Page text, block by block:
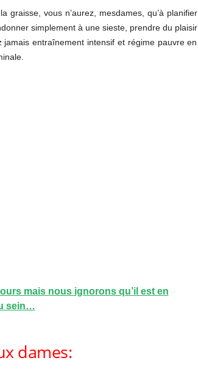
graisse, vous n’aurez, mesdames, qu’à planifier
simplement à une sieste, prendre du plaisir
entraînement intensif et régime pauvre en
mais nous ignorons qu’il est en
sein…
dames: